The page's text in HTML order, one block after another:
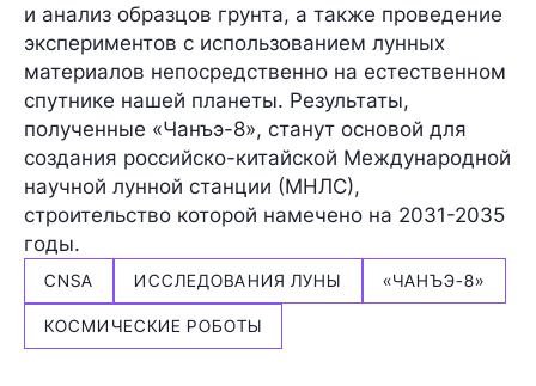
и анализ образцов грунта, а также проведение
экспериментов с использованием лунных
материалов непосредственно на естественном
спутнике нашей планеты. Результаты,
полученные «Чанъэ-8», станут основой для
создания российско-китайской Международной
научной лунной станции (МНЛС),
строительство которой намечено на 2031-2035
годы.
CNSA ИССЛЕДОВАНИЯ ЛУНЫ «ЧАНЪЭ-8»
КОСМИЧЕСКИЕ РОБОТЫ